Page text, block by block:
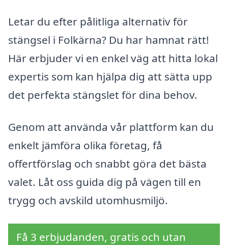
Letar du efter pålitliga alternativ för
stängsel i Folkärna? Du har hamnat rätt!
Här erbjuder vi en enkel väg att hitta lokal
expertis som kan hjälpa dig att sätta upp
det perfekta stängslet för dina behov.
Genom att använda vår plattform kan du
enkelt jämföra olika företag, få
offertförslag och snabbt göra det bästa
valet. Låt oss guida dig på vägen till en
trygg och avskild utomhusmiljö.
Få 3 erbjudanden, gratis och utan